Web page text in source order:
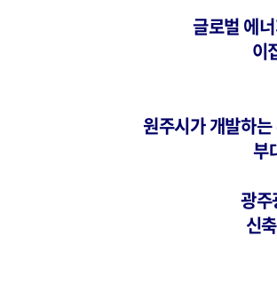
글로벌 에
이
원주시가 개발하
부
광
신